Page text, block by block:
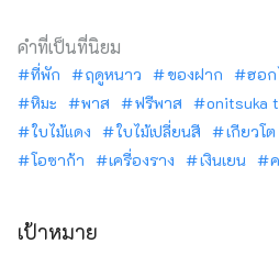
คำที่เป็นที่นิยม
ที่พัก ฤดูหนาว ของฝาก ฮอก
หิมะ
พาส ฟรีพาส onitsuka
ใบไม้แดง
ใบไม้เปลี่ยนสี เกียวโต
โอซาก้า
เครื่องราง เงินเยน
เป้าหมาย